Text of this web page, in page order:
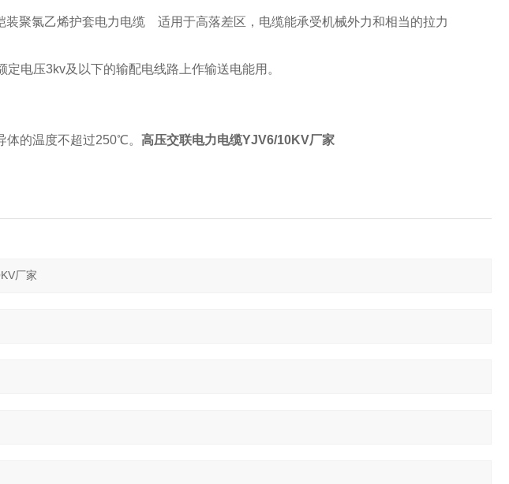
聚氯乙烯护套电力电缆 适用于高落差区，电缆能承受机械外力和相当的拉力
电压3kv及以下的输配电线路上作输送电能用。
的温度不超过250℃。 高压交联电力电缆YJV6/10KV厂家